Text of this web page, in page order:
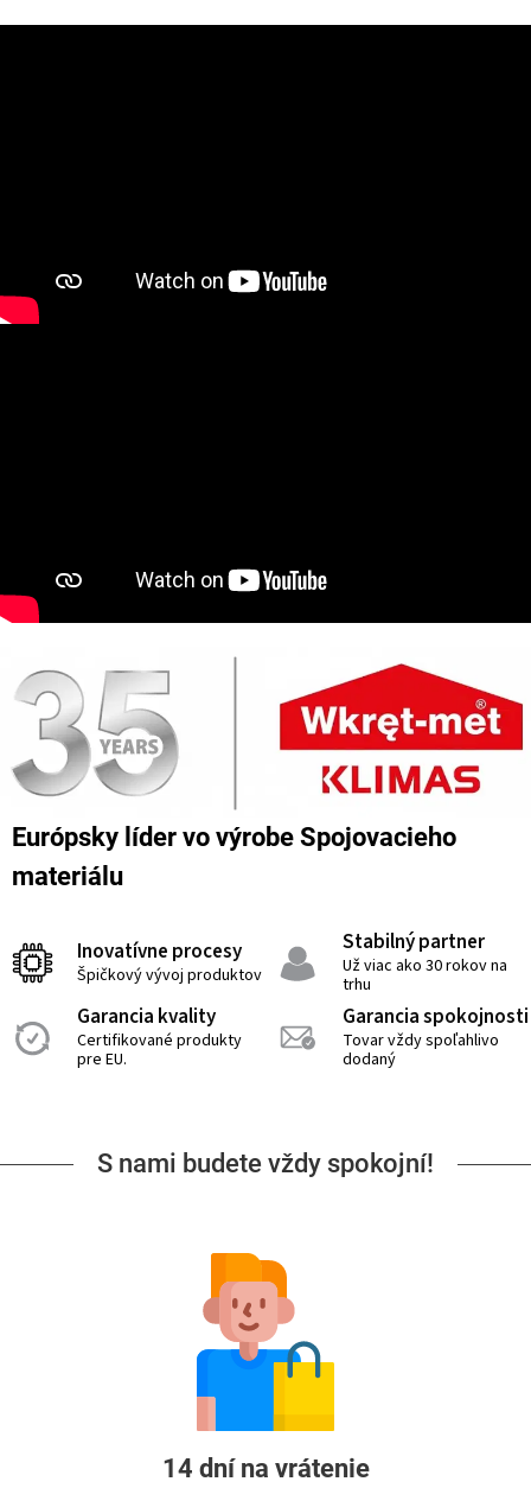
Európsky líder vo výrobe Spojovacieho
materiálu
Inovatívne procesy
Špičkový vývoj produktov
Stabilný partner
Už viac ako 30 rokov na
trhu
Garancia kvality
Certifikované produkty
pre EU.
Garancia spokojnosti
Tovar vždy spoľahlivo
dodaný
S nami budete vždy spokojní!
14 dní na vrátenie